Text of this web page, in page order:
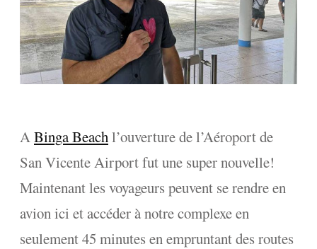
ABinga Beachl’ouverture de l’Aéroport de
San Vicente Airport fut une super nouvelle!
Maintenant les voyageurs peuvent se rendre en
avion ici et accéder à notre complexe en
seulement 45 minutes en empruntant des routes